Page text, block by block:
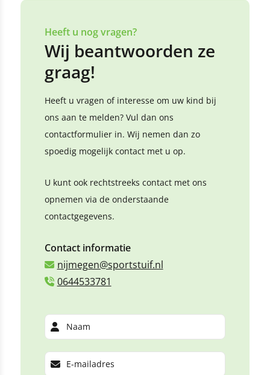
Heeft u nog vragen?
Wij beantwoorden ze
graag!
Heeft u vragen of interesse om uw kind bij
ons aan te melden? Vul dan ons
contactformulier in. Wij nemen dan zo
spoedig mogelijk contact met u op.
U kunt ook rechtstreeks contact met ons
opnemen via de onderstaande
contactgegevens.
Contact informatie
nijmegen@sportstuif.nl
0644533781